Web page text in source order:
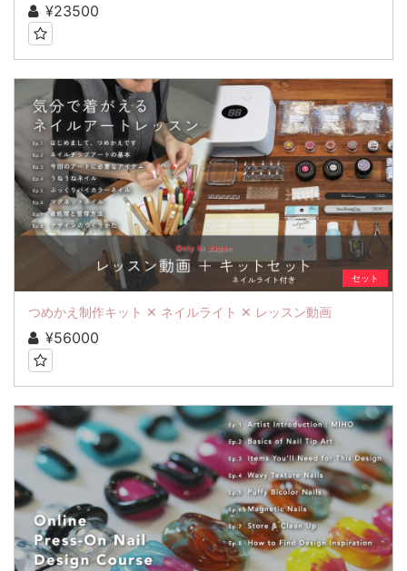
¥23500
セット
つめかえ制作キット ✕ ネイルライト ✕ レッスン動画
¥56000